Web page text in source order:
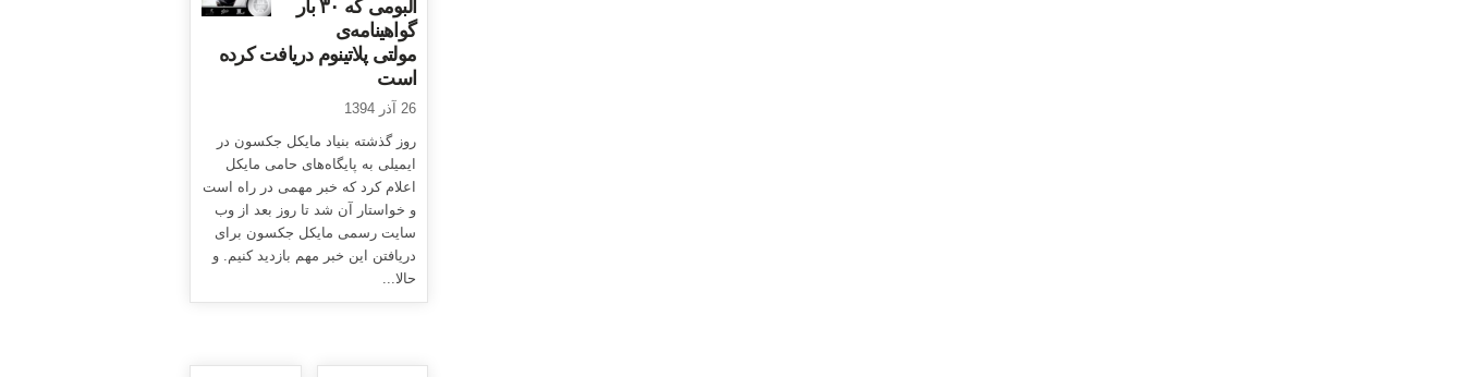
آلبومی که ۳۰ بار
گواهینامه‌ی
مولتی پلاتینوم دریافت کرده
است
26 آذر 1394
روز گذشته بنیاد مایکل جکسون در
ایمیلی به پایگاه‌های حامی مایکل
اعلام کرد که خبر مهمی در راه است
و خواستار آن شد تا روز بعد از وب
سایت رسمی مایکل جکسون برای
دریافتن این خبر مهم بازدید کنیم. و
حالا...